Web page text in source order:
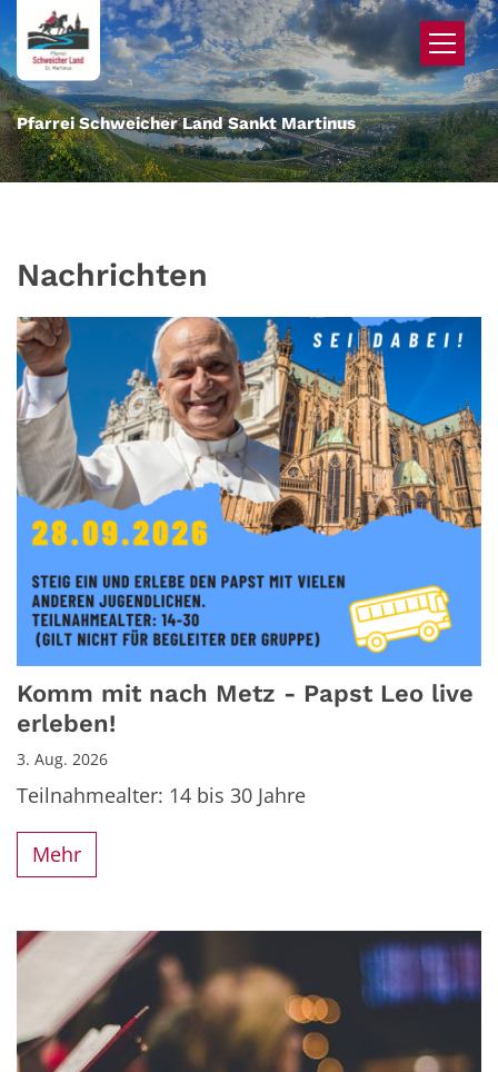
Zum Inhalt springen
Pfarrei Schweicher Land Sankt Martinus
Nachrichten
Komm mit nach Metz - Papst Leo live
erleben!
3. Aug. 2026
Teilnahmealter: 14 bis 30 Jahre
Mehr